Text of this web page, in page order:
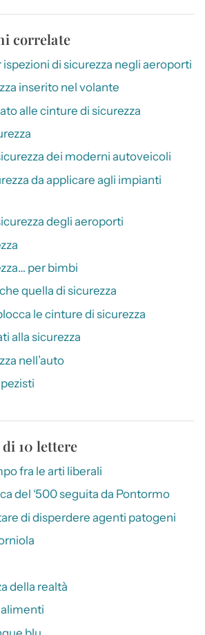
correlate
di sicurezza negli aeroporti
inserito nel volante
alle cinture di sicurezza
dei moderni autoveicoli
da applicare agli impianti
degli aeroporti
per bimbi
quella di sicurezza
le cinture di sicurezza
alla sicurezza
nell’auto
10 lettere
fra le arti liberali
del ‘500 seguita da Pontormo
di disperdere agenti patogeni
della realtà